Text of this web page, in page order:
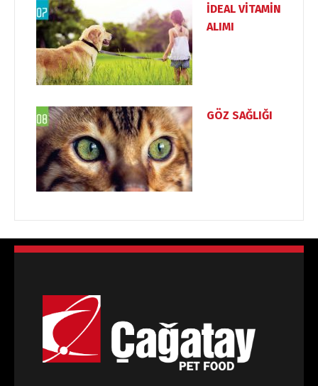
İDEAL VİTAMİN
ALIMI
GÖZ SAĞLIĞI